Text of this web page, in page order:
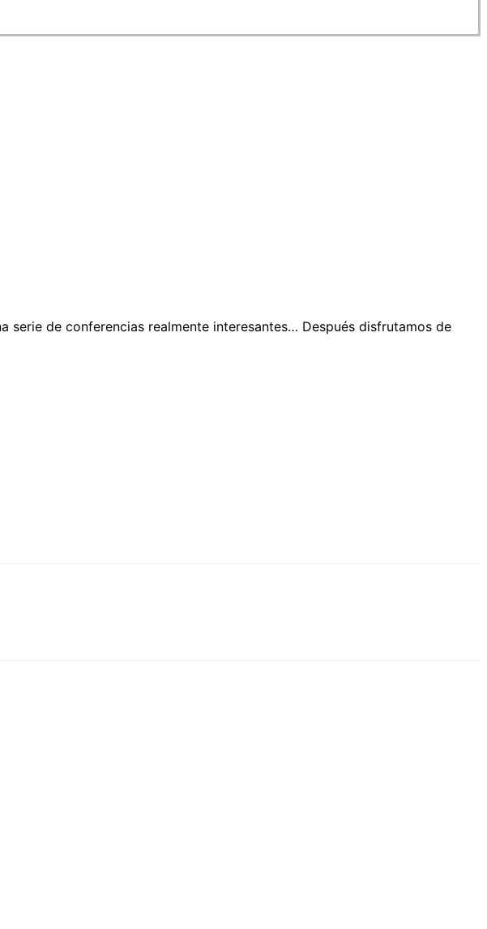
serie de conferencias realmente interesantes… Después disfrutamos de